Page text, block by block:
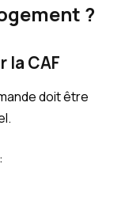
?
la CAF
doit être